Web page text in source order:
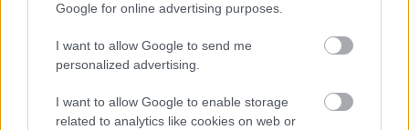
Google for online advertising purposes.
I want to allow Google to send me
personalized advertising.
I want to allow Google to enable storage
related to analytics like cookies on web or
November 4-én a Magyarország szabadságért
küzdők áldozatára emlékezünk. Ma már önálló,
szuverén Magyarországon élhetünk, de a
függetlenségnek az energetika terén ma is van
aktualitása: hazánk épp most dönt arról, hogy hova
áll a világszinten zajló energiaforradalomban.